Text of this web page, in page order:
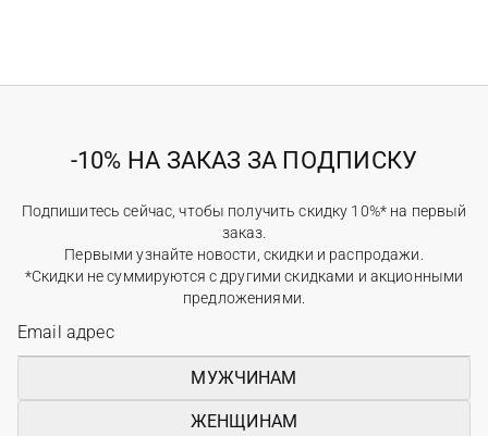
-10% НА ЗАКАЗ ЗА ПОДПИСКУ
Подпишитесь сейчас, чтобы получить скидку 10%* на первый
заказ.
Первыми узнайте новости, скидки и распродажи.
*Скидки не суммируются с другими скидками и акционными
предложениями.
МУЖЧИНАМ
ЖЕНЩИНАМ